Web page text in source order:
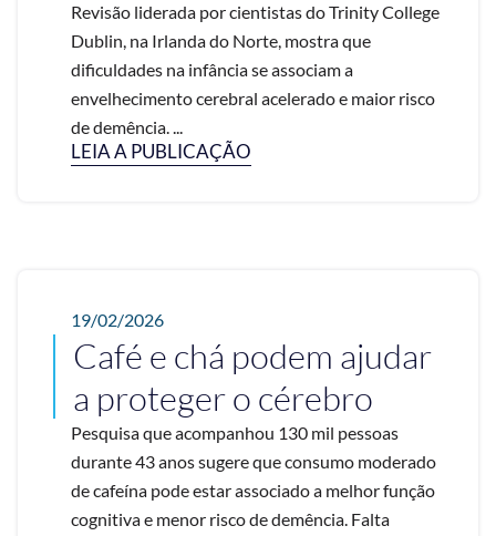
Revisão liderada por cientistas do Trinity College
Dublin, na Irlanda do Norte, mostra que
dificuldades na infância se associam a
envelhecimento cerebral acelerado e maior risco
de demência. ...
LEIA A PUBLICAÇÃO
19/02/2026
Café e chá podem ajudar
a proteger o cérebro
Pesquisa que acompanhou 130 mil pessoas
durante 43 anos sugere que consumo moderado
de cafeína pode estar associado a melhor função
cognitiva e menor risco de demência. Falta